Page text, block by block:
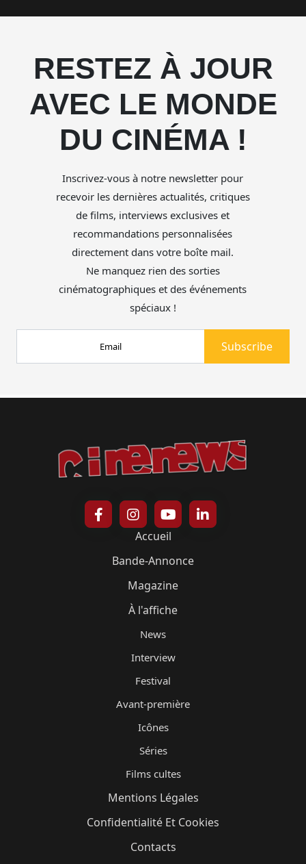
RESTEZ À JOUR
AVEC LE MONDE
DU CINÉMA !
Inscrivez-vous à notre newsletter pour
recevoir les dernières actualités, critiques
de films, interviews exclusives et
recommandations personnalisées
directement dans votre boîte mail.
Ne manquez rien des sorties
cinématographiques et des événements
spéciaux !
Accueil
Bande-Annonce
Magazine
À l'affiche
News
Interview
Festival
Avant-première
Icônes
Séries
Films cultes
Mentions Légales
Confidentialité Et Cookies
Contacts